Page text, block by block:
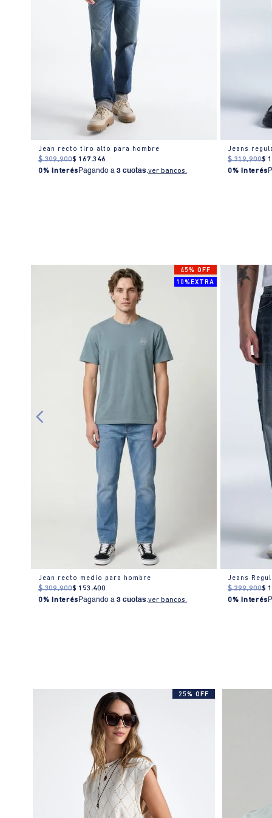
Jean recto tiro alto para hombre
$ 309.900$ 167.346
0% Interés Pagando a3 cuotas.ver bancos.
Jeans
$ 319.900$
0% Interés
45% OFF
10%EXTRA
Jean recto medio para hombre
$ 309.900$ 153 .400
0% Interés Pagando a3 cuotas.ver bancos.
$ 299.900$
0% Interés
25% OFF